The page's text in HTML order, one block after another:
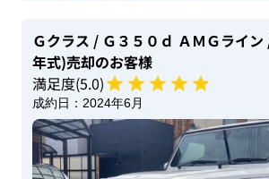
Ｇクラス / Ｇ３５０ｄ ＡＭＧライン
年式)売却のお客様
満足度(5.0)
成約日： 2024年6月